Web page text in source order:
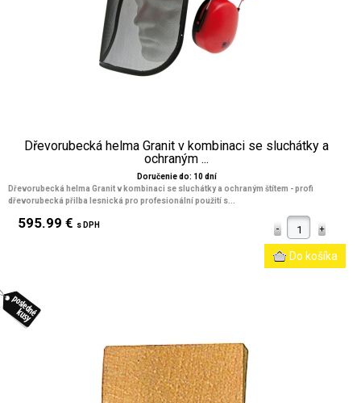
Dřevorubecká helma Granit v kombinaci se sluchátky a
ochraným ...
Doručenie do: 10 dní
Dřevorubecká helma Granit v kombinaci se sluchátky a ochraným štítem - profi
dřevorubecká přilba lesnická pro profesionální použití s...
595.99 € s DPH